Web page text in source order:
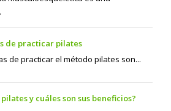
de practicar pilates
de practicar el método pilates son...
pilates y cuáles son sus beneficios?